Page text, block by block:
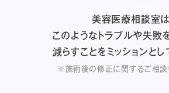
美容医療相談室は
このようなトラブルや失敗
減らすことをミッションとし
※施術後の修正に関するご相談